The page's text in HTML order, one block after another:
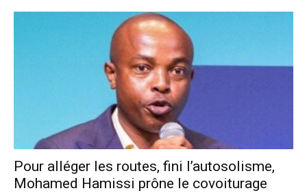
Pour alléger les routes, fini l’autosolisme,
Mohamed Hamissi prône le covoiturage